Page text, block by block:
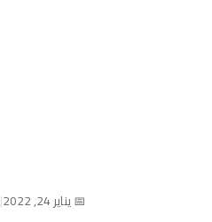
📅 يناير 24, 2022 |